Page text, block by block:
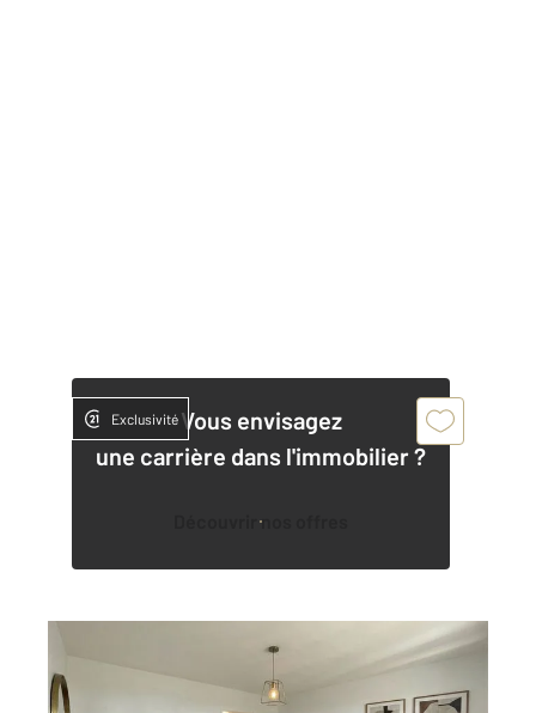
Vous envisagez
une carrière dans l'immobilier ?
Découvrir nos offres
Exclusivité